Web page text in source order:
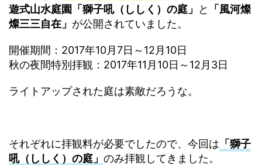
遊式山水庭園「獅子吼（ししく）の庭」
と
「風河燦
燦三三自在」 が公開されていました。
開催期間：2017年10月7日～12月10日
秋の夜間特別拝観：2017年11月10日～12月3日
ライトアップされた庭は素敵だろうな。
それぞれに拝観料が必要でしたので、今回は 「獅子
吼（ししく）の庭」 のみ拝観してきました。